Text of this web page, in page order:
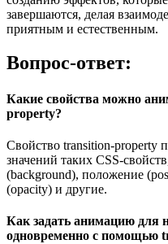
завершаются, делая
приятным и естественным.
Вопрос-ответ:
Какие свойства можно
property?
Свойство transition-property
значений таких CSS-
(background), положение
(opacity) и другие.
Как задать анимацию для
одновременно с помощью